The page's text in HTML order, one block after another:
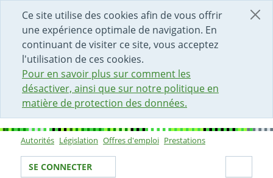
Ce site utilise des cookies afin de vous offrir
une expérience optimale de navigation. En
continuant de visiter ce site, vous acceptez
l'utilisation de ces cookies.
Pour en savoir plus sur comment les
désactiver, ainsi que sur notre politique en
matière de protection des données.
DÉBUT DU CONTENU DE LA PAGE
ACCÈS AU CHAMP DE RECHERCHE
PAGE D'ACCUEIL
FORMULAIRE DE CONTACT
Sous-navigation
Autorités Législation Offres d'emploi Prestations
Votre identité
SE CONNECTER